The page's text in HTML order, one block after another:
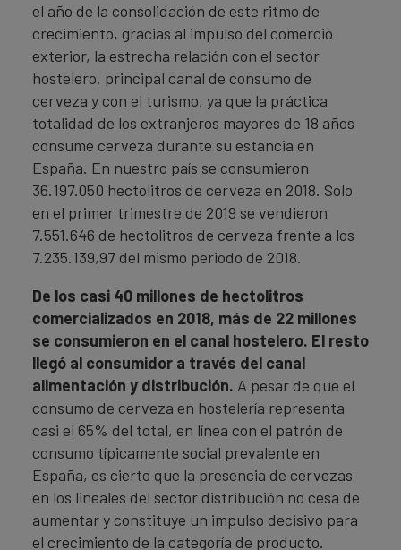
el año de la consolidación de este ritmo de
crecimiento, gracias al impulso del comercio
exterior, la estrecha relación con el sector
hostelero, principal canal de consumo de
cerveza y con el turismo, ya que la práctica
totalidad de los extranjeros mayores de 18 años
consume cerveza durante su estancia en
España. En nuestro país se consumieron
36.197.050 hectolitros de cerveza en 2018. Solo
en el primer trimestre de 2019 se vendieron
7.551.646 de hectolitros de cerveza frente a los
7.235.139,97 del mismo periodo de 2018.
De los casi 40 millones de hectolitros
comercializados en 2018, más de 22 millones
se consumieron en el canal hostelero. El resto
llegó al consumidor a través del canal
alimentación y distribución. A pesar de que el
consumo de cerveza en hostelería representa
casi el 65% del total, en línea con el patrón de
consumo típicamente social prevalente en
España, es cierto que la presencia de cervezas
en los lineales del sector distribución no cesa de
aumentar y constituye un impulso decisivo para
el crecimiento de la categoría de producto.